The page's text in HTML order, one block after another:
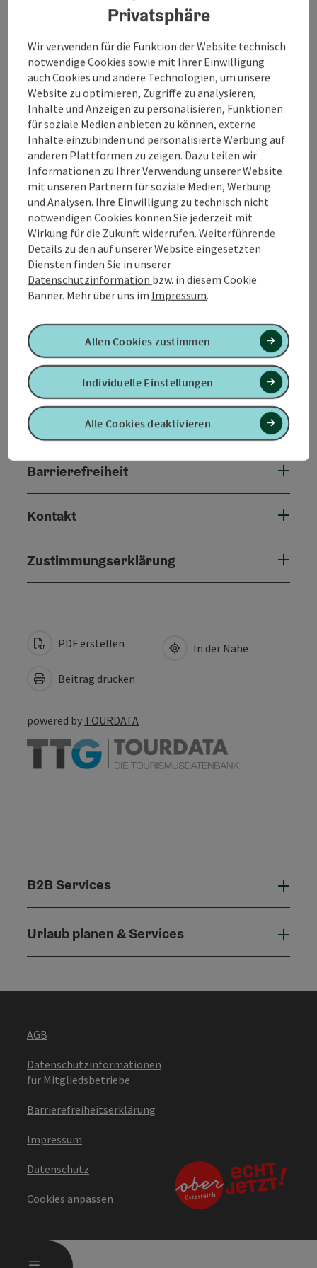
möchten. Die Strecke verläuft entlang des
Die Wanderung beginnt im Ortszentrum von Gurten.
Von hier aus folgen Sie dem Weg flussaufwärts
entlang des Gurtenbachs, der sich durch die Natur
schlängelt. Der Bach bietet unterwegs zahlreiche
Gelegenheiten, innezuhalten und die Ruhe sowie das
Plätschern des Wassers zu genießen.
Nach einem erholsamen Abschnitt am Bach gelangen
Sie zu den Bahngleisen, die parallel zur Strecke
verlaufen. Hier führt Sie der Weg zurück Richtung
Ortszentrum von Gurten.
Tour und Routeninformationen
An der Strecke
Anreise/Lage
Eignung
Barrierefreiheit
Kontakt
Zustimmungserklärung
PDF erstellen
Beitrag drucken
In der Nähe
powered by TOURDATA
B2B Services
Urlaub planen & Services
AGB
Datenschutzinformationen
für Mitgliedsbetriebe
Barrierefreiheitserklärung
Impressum
Datenschutz
Cookies anpassen
Privatsphäre
Wir verwenden für die Funktion der Website technisch
notwendige Cookies sowie mit Ihrer Einwilligung
auch Cookies und andere Technologien, um unsere
Website zu optimieren, Zugriffe zu analysieren,
Inhalte und Anzeigen zu personalisieren, Funktionen
für soziale Medien anbieten zu können, externe
Inhalte einzubinden und personalisierte Werbung auf
anderen Plattformen zu zeigen. Dazu teilen wir
Informationen zu Ihrer Verwendung unserer Website
mit unseren Partnern für soziale Medien, Werbung
und Analysen. Ihre Einwilligung zu technisch nicht
notwendigen Cookies können Sie jederzeit mit
Wirkung für die Zukunft widerrufen. Weiterführende
Details zu den auf unserer Website eingesetzten
Diensten finden Sie in unserer
Datenschutzinformation bzw. in diesem Cookie
Banner. Mehr über uns im Impressum.
Alle Cookies deaktivieren
Individuelle Einstellungen
Allen Cookies zustimmen